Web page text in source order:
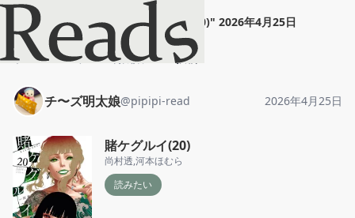
チ〜ズ明太娘 "賭ケグルイ(20)" 2026年4月25日
ホーム チ〜ズ明太娘 投稿
チ〜ズ明太娘@pipipi-read 2026年4月25日
賭ケグルイ(20)
尚村透,河本ほむら
読みたい